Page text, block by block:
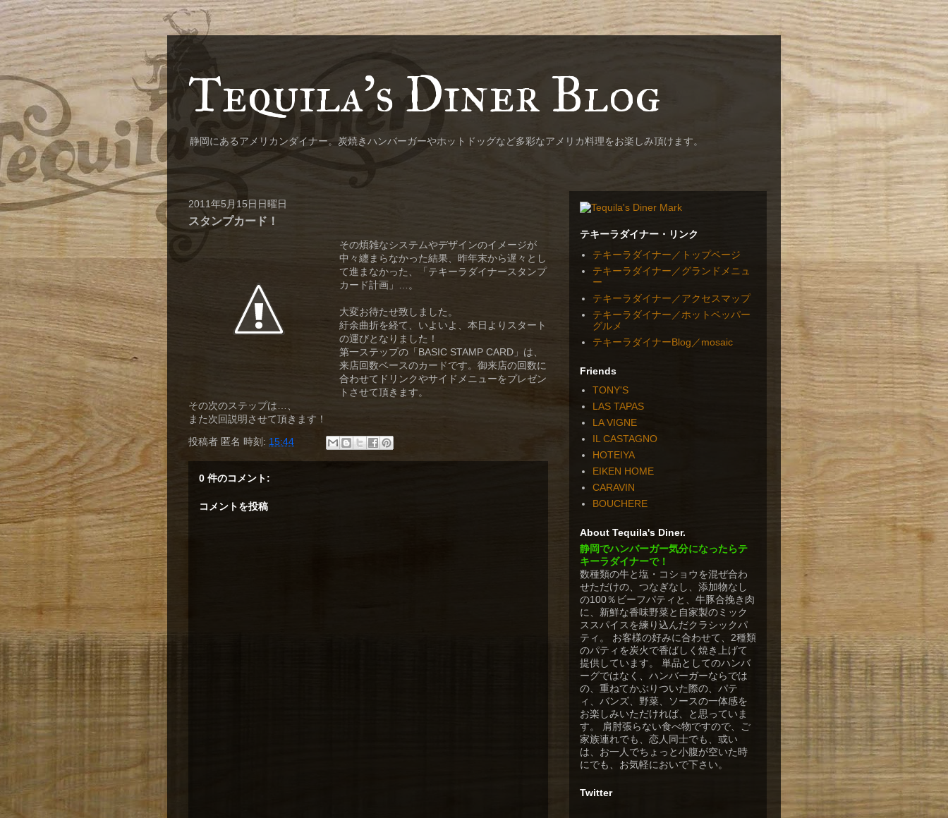
Tequila's Diner Blog
静岡にあるアメリカンダイナー。炭焼きハンバーガーやホットドッグなど多彩なアメリカ料理をお楽しみ頂けます。
2011年5月15日日曜日
スタンプカード！
その煩雑なシステムやデザインのイメージが
中々纏まらなかった結果、昨年末から遅々とし
て進まなかった、「テキーラダイナースタンプ
カード計画」…。
大変お待たせ致しました。
紆余曲折を経て、いよいよ、本日よりスタート
の運びとなりました！
第一ステップの「BASIC STAMP CARD」は、
来店回数ベースのカードです。御来店の回数に
合わせてドリンクやサイドメニューをプレゼン
トさせて頂きます。
その次のステップは…、
また次回説明させて頂きます！
投稿者 匿名 時刻: 15:44
0 件のコメント:
コメントを投稿
テキーラダイナー・リンク
テキーラダイナー／トップページ
テキーラダイナー／グランドメニュ
ー
テキーラダイナー／アクセスマップ
テキーラダイナー／ホットペッパー
グルメ
テキーラダイナーBlog／mosaic
Friends
TONY'S
LAS TAPAS
LA VIGNE
IL CASTAGNO
HOTEIYA
EIKEN HOME
CARAVIN
BOUCHERE
About Tequila's Diner.
静岡でハンバーガー気分になったらテ
キーラダイナーで！
数種類の牛と塩・コショウを混ぜ合わ
せただけの、つなぎなし、添加物なし
の100％ビーフパティと、牛豚合挽き肉
に、新鮮な香味野菜と自家製のミック
ススパイスを練り込んだクラシックパ
ティ。 お客様の好みに合わせて、2種類
のパティを炭火で香ばしく焼き上げて
提供しています。 単品としてのハンバ
ーグではなく、ハンバーガーならでは
の、重ねてかぶりついた際の、パテ
ィ、バンズ、野菜、ソースの一体感を
お楽しみいただければ、と思っていま
す。 肩肘張らない食べ物ですので、ご
家族連れでも、恋人同士でも、或い
は、お一人でちょっと小腹が空いた時
にでも、お気軽においで下さい。
Twitter